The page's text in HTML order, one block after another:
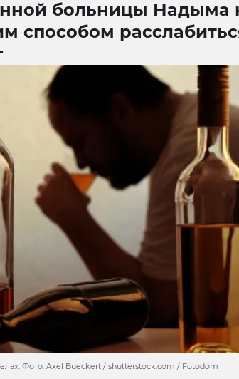
больницы Надыма
способом
Фото: Axel Bueckert / shutterstock.com / Fotodom